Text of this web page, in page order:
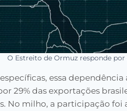
O Estreito de Ormuz responde
essa
29% das exportações
No milho, a participação foi